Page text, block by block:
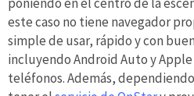
este caso no tiene navegador
simple de usar, rápido y con
incluyendo Android Auto y Apple
teléfonos. Además,